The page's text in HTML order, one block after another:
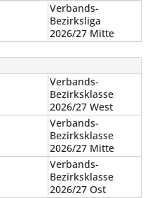
Verbands-
Bezirksliga
2026/27 Mitte
Verbands-
Bezirksklasse
2026/27 West
Verbands-
Bezirksklasse
2026/27 Mitte
Verbands-
Bezirksklasse
2026/27 Ost